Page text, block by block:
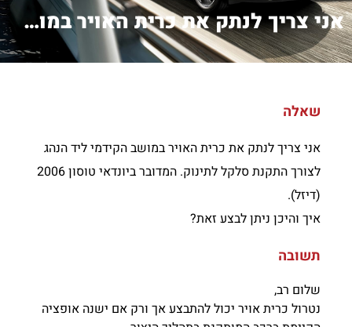
אני צריך לנתק את כרית האויר במושב הקי...
שאלה
אני צריך לנתק את כרית האויר במושב הקידמי ליד הנהג
לצורך התקנת סלקל לתינוק. המדובר ביונדאי טוסון 2006
(דיזל).
איך והיכן ניתן לבצע זאת?
תשובה
שלום רב,
נטרול כרית אויר יכול להתבצע אך ורק אם ישנה אופציה